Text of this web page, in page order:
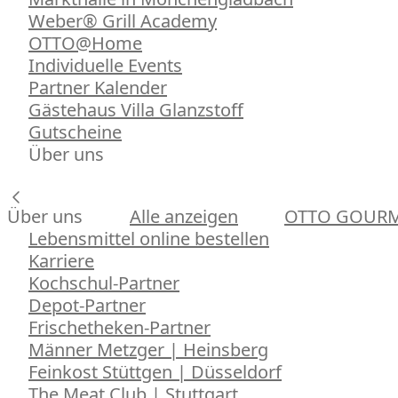
Weber® Grill Academy
OTTO@Home
Individuelle Events
Partner Kalender
Gästehaus Villa Glanzstoff
Gutscheine
Über uns
Über uns Alle anzeigen
OTTO
Lebensmittel online bestellen
Karriere
Kochschul-Partner
Depot-Partner
Frischetheken-Partner
Männer Metzger | Heinsberg
Feinkost Stüttgen | Düsseldorf